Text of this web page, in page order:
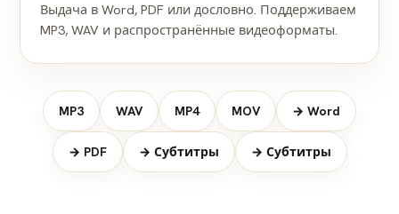
Выдача в Word, PDF или дословно. Поддерживаем
MP3, WAV и распространённые видеоформаты.
MP3 WAV MP4 MOV → Word
→ PDF → Субтитры → Субтитры